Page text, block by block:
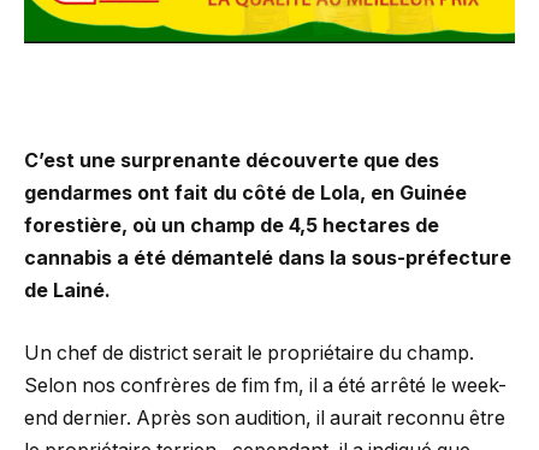
C’est une surprenante découverte que des
gendarmes ont fait du côté de Lola, en Guinée
forestière, où un champ de 4,5 hectares de
cannabis a été démantelé dans la sous-préfecture
de Lainé.
Un chef de district serait le propriétaire du champ.
Selon nos confrères de fim fm, il a été arrêté le week-
end dernier. Après son audition, il aurait reconnu être